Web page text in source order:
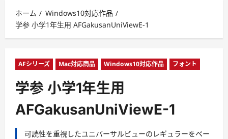
メ
ニ
ュ
ホーム
Windows10対応作品
学参 小学1年生用 AFGakusanUniViewE-1
AFシリーズ Mac対応商品 Windows10対応作品 フォント
学参 小学1年生用
AFGakusanUniViewE-1
可読性を重視したユニバーサルビューのレギュラーをベー